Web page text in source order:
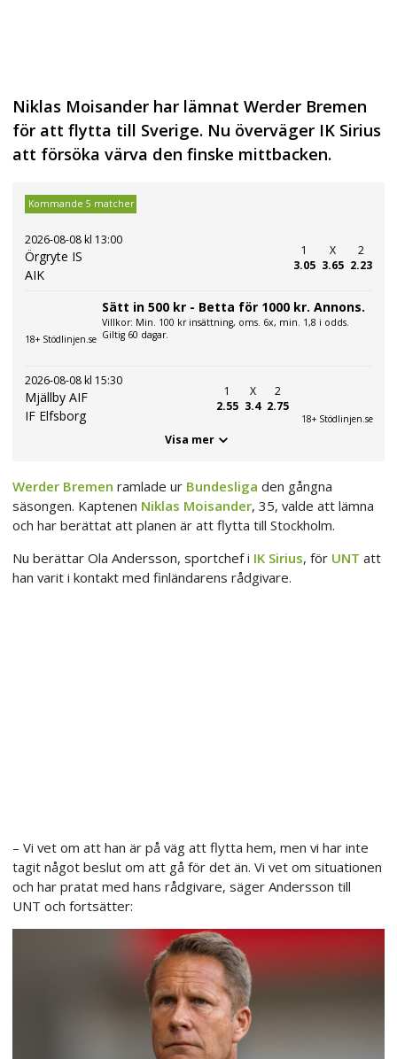
Niklas Moisander har lämnat Werder Bremen
för att flytta till Sverige. Nu överväger IK Sirius
att försöka värva den finske mittbacken.
Kommande 5 matcher
2026-08-08 kl 13:00
Örgryte IS
AIK
1
3.05
X
3.65
2
2.23
18+ Stödlinjen.se
Sätt in 500 kr - Betta för 1000 kr. Annons.
Villkor: Min. 100 kr insättning, oms. 6x, min. 1,8 i odds.
Giltig 60 dagar.
2026-08-08 kl 15:30
Mjällby AIF
IF Elfsborg
1
2.55
X
3.4
2
2.75
18+ Stödlinjen.se
Visa mer
Werder Bremen ramlade ur Bundesliga den gångna
säsongen. Kaptenen Niklas Moisander, 35, valde att lämna
och har berättat att planen är att flytta till Stockholm.
Nu berättar Ola Andersson, sportchef i IK Sirius, för UNT att
han varit i kontakt med finländarens rådgivare.
– Vi vet om att han är på väg att flytta hem, men vi har inte
tagit något beslut om att gå för det än. Vi vet om situationen
och har pratat med hans rådgivare, säger Andersson till
UNT och fortsätter: